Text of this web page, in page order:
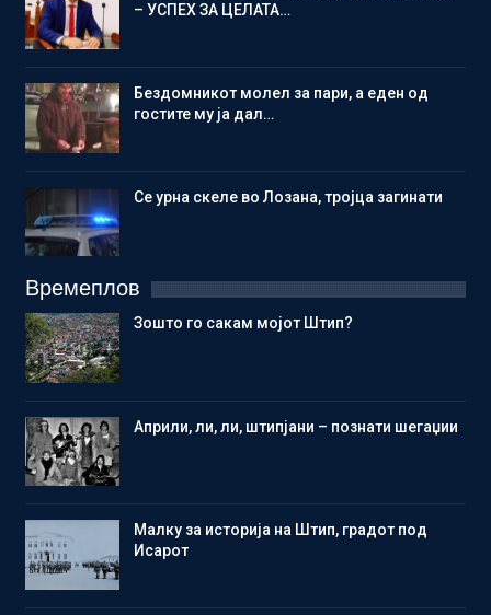
– УСПЕХ ЗА ЦЕЛАТА…
Бездомникот молел за пари, а еден од
гостите му ја дал…
Се урна скеле во Лозана, тројца загинати
Времеплов
Зошто го сакам мојот Штип?
Aприли, ли, ли, штипјани – познати шегаџии
Малку за историја на Штип, градот под
Исарот